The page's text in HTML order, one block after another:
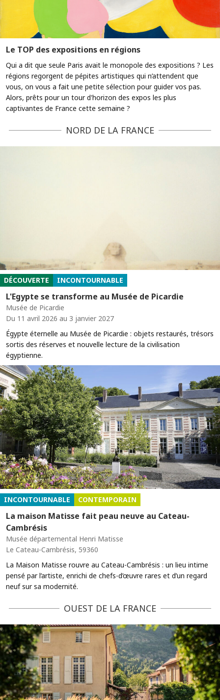
Le TOP des expositions en régions
Qui a dit que seule Paris avait le monopole des expositions ? Les
régions regorgent de pépites artistiques qui n’attendent que
vous, on vous a fait une petite sélection pour guider vos pas.
Alors, prêts pour un tour d'horizon des expos les plus
captivantes de France cette semaine ?
NORD DE LA FRANCE
DÉCOUVERTE INCONTOURNABLE
L'Egypte se transforme au Musée de Picardie
Musée de Picardie
Du 11 avril 2026 au 3 janvier 2027
Égypte éternelle au Musée de Picardie : objets restaurés, trésors
sortis des réserves et nouvelle lecture de la civilisation
égyptienne.
INCONTOURNABLE CONTEMPORAIN
La maison Matisse fait peau neuve au Cateau-
Cambrésis
Musée départemental Henri Matisse
Le Cateau-Cambrésis, 59360
La Maison Matisse rouvre au Cateau-Cambrésis : un lieu intime
pensé par l’artiste, enrichi de chefs-d’œuvre rares et d’un regard
neuf sur sa modernité.
OUEST DE LA FRANCE